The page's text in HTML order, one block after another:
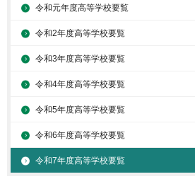
令和元年度高等学校要覧
令和2年度高等学校要覧
令和3年度高等学校要覧
令和4年度高等学校要覧
令和5年度高等学校要覧
令和6年度高等学校要覧
令和7年度高等学校要覧